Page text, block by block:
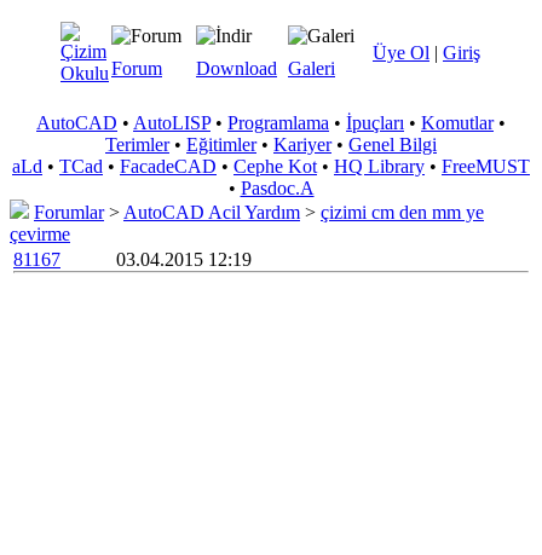
Üye Ol | Giriş
Forum Download Galeri
AutoCAD • AutoLISP• Programlama • İpuçları • Komutlar•
Terimler• Eğitimler• Kariyer• Genel Bilgi
aLd • TCad • FacadeCAD • Cephe Kot • HQ Library • FreeMUST
• Pasdoc.A
Forumlar> AutoCAD Acil Yardım > çizimi cm den mm ye
çevirme
81167
03.04.2015 12:19